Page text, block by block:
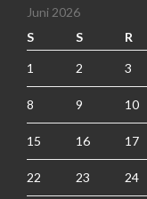
Juni 2026
S
S R
1 2 3
8 9 10
15 16 17
22 23 24